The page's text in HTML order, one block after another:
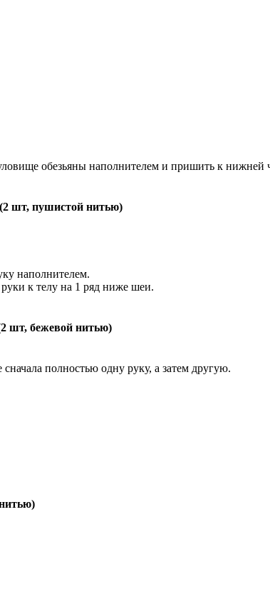
обезьяны наполнителем и пришить к нижней
шт, пушистой нитью)
наполнителем.
к телу на 1 ряд ниже шеи.
шт, бежевой нитью)
полностью одну руку, а затем другую.